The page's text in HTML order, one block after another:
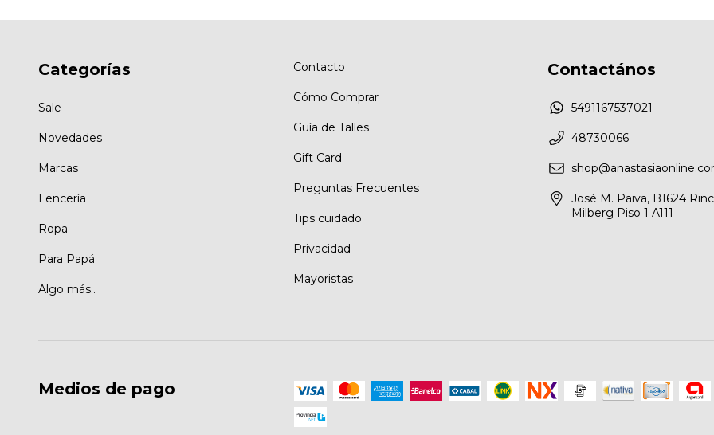
Categorías
Sale
Novedades
Marcas
Lencería
Ropa
Para Papá
Algo más..
Contacto
Cómo Comprar
Guía de Talles
Gift Card
Preguntas Frecuentes
Tips cuidado
Privacidad
Mayoristas
Contactános
5491167537021
48730066
José M. Paiva, B1624
Milberg Piso 1 A111
Medios de pago